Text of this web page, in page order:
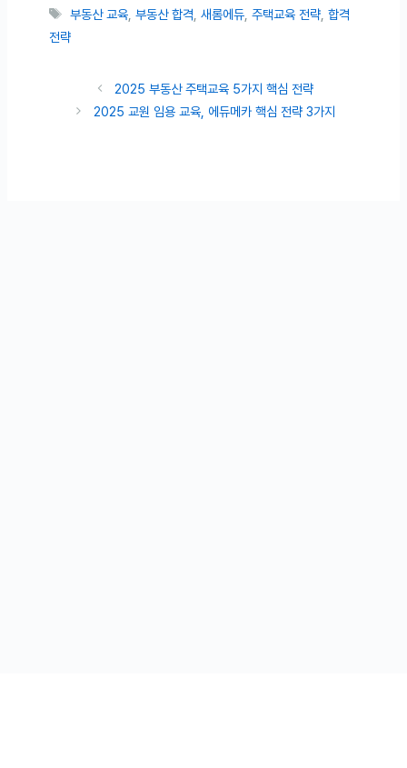
태그
부동산 교육 ,부동산 합격 ,새롬에듀 ,주택교육 전략 ,합격
전략
2025 부동산 주택교육 5가지 핵심 전략
2025 교원 임용 교육, 에듀메카 핵심 전략 3가지